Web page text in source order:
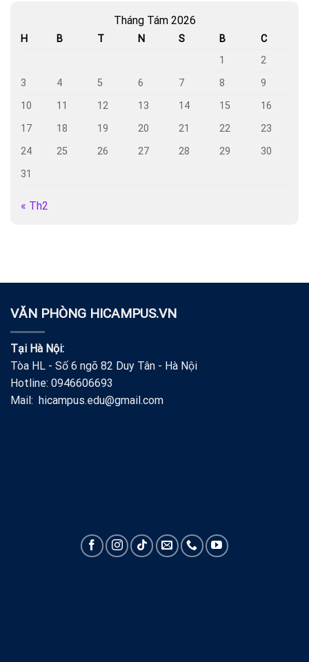
Tháng Tám 2026
H B T N S B
C
1
2
3
4 5 6 7 8
9
10
11 12 13 14 15
16
17
18 19 20 21 22
23
24
25 26 27 28 29
30
31
« Th2
VĂN PHÒNG HICAMPUS.VN
Tại Hà Nội:
Tòa HL - Số 6 ngõ 82 Duy Tân - Hà Nội
Hotline: 0946606693
Mail: hicampus.edu@gmail.com